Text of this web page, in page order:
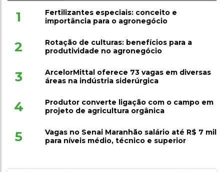
1
Fertilizantes especiais: conceito e
importância para o agronegócio
2
Rotação de culturas: benefícios para a
produtividade no agronegócio
3
ArcelorMittal oferece 73 vagas em diversas
áreas na indústria siderúrgica
4
Produtor converte ligação com o campo em
projeto de agricultura orgânica
5
Vagas no Senai Maranhão salário até R$ 7 mil
para níveis médio, técnico e superior